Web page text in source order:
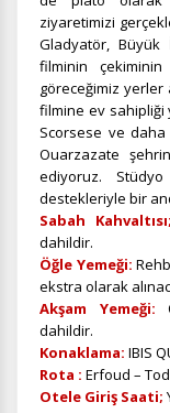
ÇEREZ
ziyaretimizi
Gladyatör,
filminin çekiminin
göreceğimiz yerler
filmine ev sahipliği
Scorsese ve
Ouarzazate
ediyoruz.
destekleriyle bir
Sabah Kahvaltısı;
dahildir.
Öğle Yemeği:
ekstra olarak
Akşam Yemeği:
dahildir.
Konaklama: IBIS
Rota : Erfoud –
Otele Giriş Saati;